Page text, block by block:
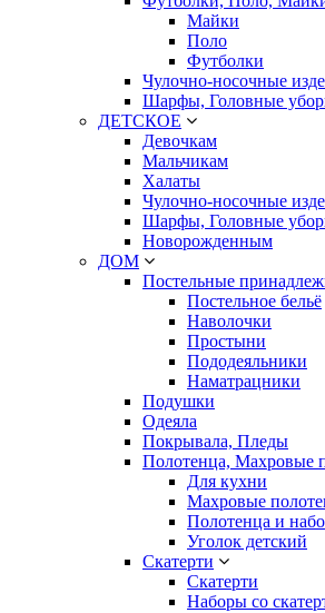
Майки
Поло
Футболки
Чулочно-носочные
Шарфы, Головные
ДЕТСКОЕ
Девочкам
Мальчикам
Халаты
Чулочно-носочные
Шарфы, Головные
Новорожденным
ДОМ
Постельные
Постельное бельё
Наволочки
Простыни
Пододеяльники
Наматрацники
Подушки
Одеяла
Покрывала, Пледы
Полотенца, Махровые
Для кухни
Махровые
Полотенца и
Уголок детский
Скатерти
Скатерти
Наборы со